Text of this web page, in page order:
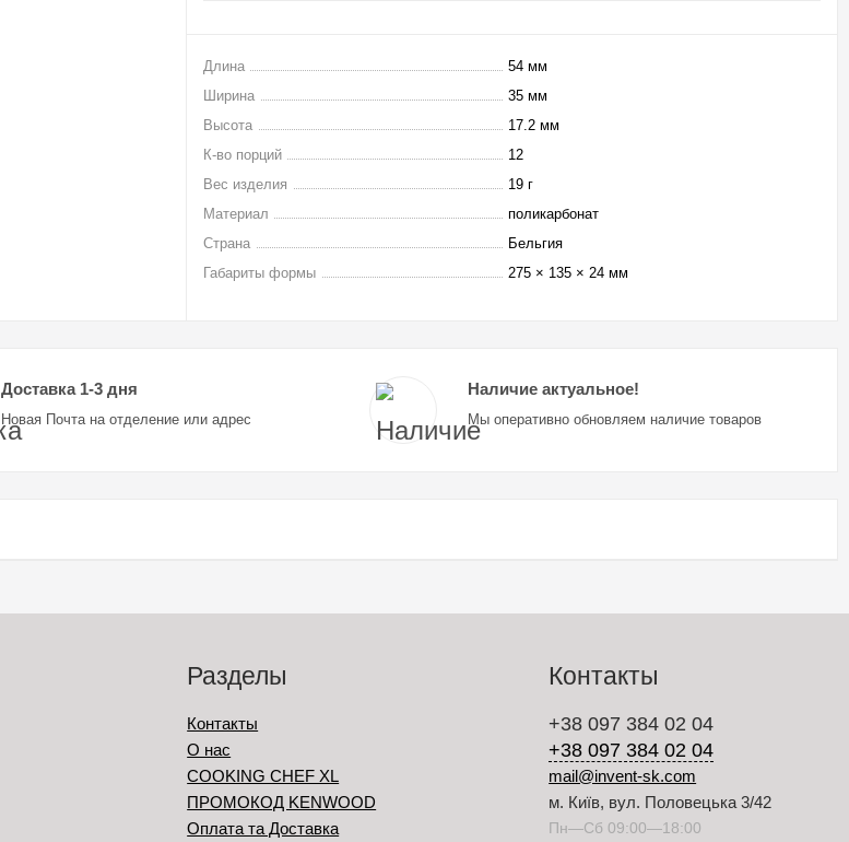
Длина
54 мм
Ширина
35 мм
Высота
17.2 мм
К-во порций
12
Вес изделия
19 г
Материал
поликарбонат
Страна
Бельгия
Габариты формы
275 × 135 × 24 мм
Доставка 1-3 дня
Новая Почта на отделение или адрес
Наличие актуальное!
Мы оперативно обновляем наличие товаров
Разделы
Контакты
О нас
COOKING CHEF XL
ПРОМОКОД KENWOOD
Оплата та Доставка
Контакты
+38 097 384 02 04
+38 097 384 02 04
mail@invent-sk.com
м. Київ, вул. Половецька 3/42
Пн—Сб 09:00—18:00